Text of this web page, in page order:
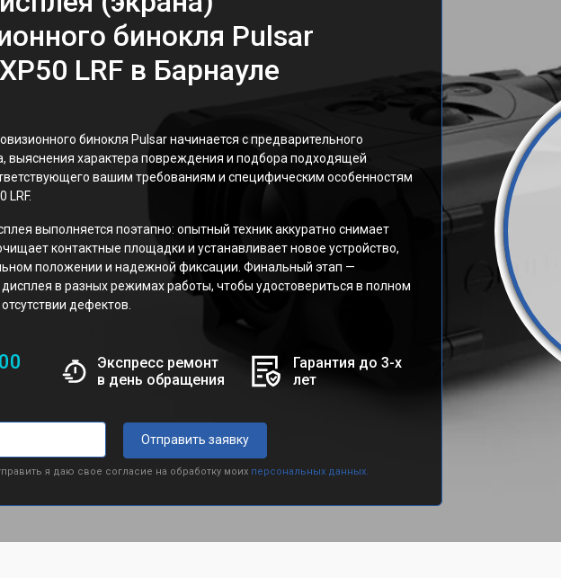
бинокля Pulsar
LRF в Барнауле
бинокля Pulsar начинается с предварительного
выяснения характера повреждения и подбора подходящей
вашим требованиям и специфическим особенностям
LRF.
выполняется поэтапно: опытный техник аккуратно снимает
контактные площадки и устанавливает новое устройство,
положении и надежной фиксации. Финальный этап —
дисплея в разных режимах работы, чтобы удостовериться в полном
дефектов.
Экспресс ремонт
в день обращения
Гарантия до 3-х
лет
Отправить заявку
я даю свое согласие на обработку моих персональных данных.